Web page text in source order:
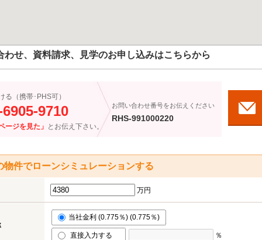
わせ、資料請求、見学のお申し込みはこちらから
る（携帯･PHS可）
9710
ージを見た」 とお伝え下さい。
お問い合わせ番号をお伝えください
RHS-991000220
物件でローンシミュレーションする
万円
当社金利 (0.775％) (0.775％)
直接入力する ％